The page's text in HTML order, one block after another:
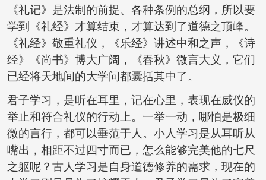
《礼记》是法制的前提、各种条例的总纲，所以要
学到《礼经》才算结束，才算达到了道德之顶峰。
《礼经》敬重礼仪，《乐经》讲述中和之声，《诗
经》《尚书》博大广阔，《春秋》微言大义，它们
已经将天地间的大学问都囊括其中了。
君子学习，是听在耳里，记在心里，表现在威仪的
举止和符合礼仪的行动上。一举一动，哪怕是极细
微的言行，都可以垂范于人。小人学习是从耳听从
嘴出，相距不过四寸而已，怎么能够完美他的七尺
之躯呢？古人学习是自身道德修养的需求，现在的